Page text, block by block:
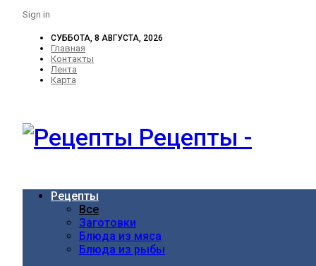
Sign in
СУББОТА, 8 АВГУСТА, 2026
Главная
Контакты
Лента
Карта
Рецепты -
Рецепты
Все
Заготовки
Блюда из мяса
Блюда из рыбы